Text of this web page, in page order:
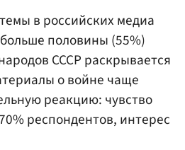
в российских медиа
половины (55%)
СССР раскрывается
о войне чаще
реакцию: чувство
респондентов, интерес